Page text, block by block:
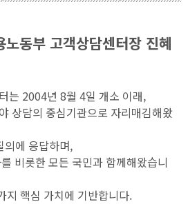
노동부 고객상담센터장 진혜
는 2004년 8월 4일 개소 이래,
상담의 중심기관으로 자리매김해왔
의에 응답하며,
비롯한 모든 국민과 함께해왔습니
지 핵심 가치에 기반합니다.